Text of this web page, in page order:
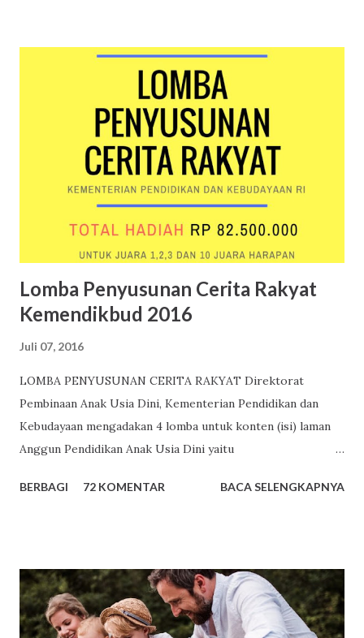
dibuat oleh bagian administrasi sekolah, ditandatangani
kepala sekolah dan dibubuhi cap. Berikut ini merupakan
contoh surat keterangan siswa yang belum ditandatangani
kepala sekolah dan dibubuhi cap. Contoh surat
keterangan siswa yang belum dibubuhi cap sekolah dan
tanda tangan kepala sekolah Nomor Induk Siswa Nasional
Nomor Induk Siswa Nasional merupakan nomor identitas
unik yang diberikan secara acak kepada setiap siswa di
Lomba Penyusunan Cerita Rakyat
Kemendikbud 2016
Juli 07, 2016
LOMBA PENYUSUNAN CERITA RAKYAT Direktorat
Pembinaan Anak Usia Dini, Kementerian Pendidikan dan
Kebudayaan mengadakan 4 lomba untuk konten (isi) laman
Anggun Pendidikan Anak Usia Dini yaitu
http://www.paud.kemdikbud.go.id . Salah satu lomba
Usia Dini” Ketentuan Lomba Penyusunan Cerita Rakyat
Cerita rakyat fokus pada pengembangan Nilai Agama dan
Moral dan Bahasa. Sasaran pengguna cerita rakyat adalah
BERBAGI 72 KOMENTAR BACA SELENGKAPNYA